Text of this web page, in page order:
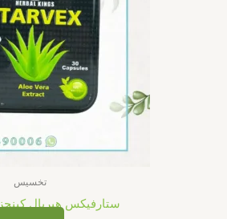
تخسيس
ستارفيكس هيربال كينجز 30 كبسولة